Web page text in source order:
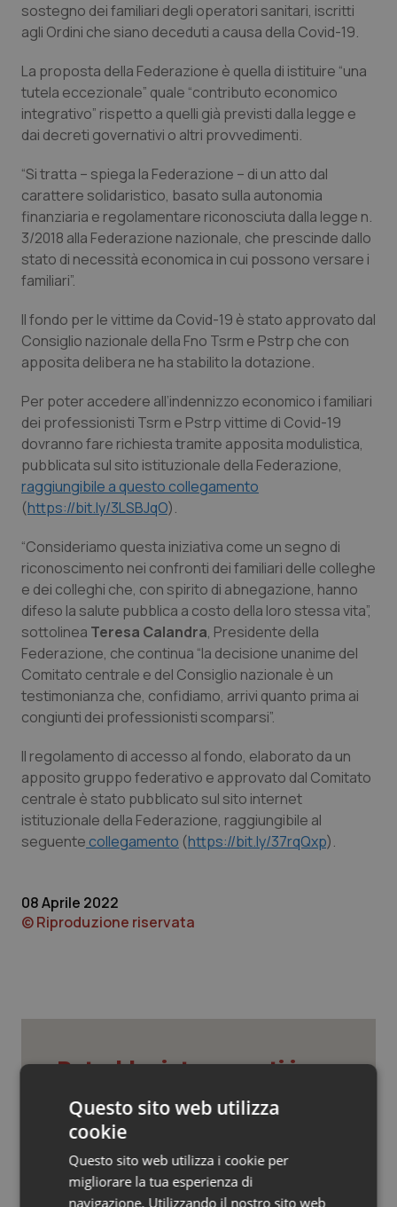
Calabria
Campania
Emilia-Romagna
Friuli Venezia Giulia
Lazio
Liguria
Marche
Molise
Piemonte
Provincia Autonoma di Bolzano
Puglia
Sardegna
Sicilia
Toscana
Umbria
Valle D’Aosta
Asma & BPCO
Car-T
Colesterolo & coronaropatie
Dermatite Atopica
Diabete & glucometri
Disturbi dell’umore
Donna & Salute
Epatiti
HIV
Infezioni & Febbre
Malattie rare
Malattia di Crohn & Rettocolite Ulcerosa
Neuroscienze & patologie neurodegenerative
Obesità
Oftalmologia
Oncodermatologia
Oncologia & Nutrizione
Quotidiano Pediatria
Rene & patologie urogenitali
sostegno dei familiari degli operatori sanitari, iscritti
agli Ordini che siano deceduti a causa della Covid-19.
La proposta della Federazione è quella di istituire “una
tutela eccezionale” quale “contributo economico
integrativo” rispetto a quelli già previsti dalla legge e
dai decreti governativi o altri provvedimenti.
“Si tratta – spiega la Federazione – di un atto dal
carattere solidaristico, basato sulla autonomia
finanziaria e regolamentare riconosciuta dalla legge n.
3/2018 alla Federazione nazionale, che prescinde dallo
stato di necessità economica in cui possono versare i
familiari”.
Il fondo per le vittime da Covid-19 è stato approvato dal
Consiglio nazionale della Fno Tsrm e Pstrp che con
apposita delibera ne ha stabilito la dotazione.
Per poter accedere all’indennizzo economico i familiari
dei professionisti Tsrm e Pstrp vittime di Covid-19
dovranno fare richiesta tramite apposita modulistica,
pubblicata sul sito istituzionale della Federazione,
raggiungibile a questo collegamento
(https://bit.ly/3LSBJqO).
“Consideriamo questa iniziativa come un segno di
riconoscimento nei confronti dei familiari delle colleghe
e dei colleghi che, con spirito di abnegazione, hanno
difeso la salute pubblica a costo della loro stessa vita”,
sottolinea Teresa Calandra, Presidente della
Federazione, che continua “la decisione unanime del
Comitato centrale e del Consiglio nazionale è un
testimonianza che, confidiamo, arrivi quanto prima ai
congiunti dei professionisti scomparsi”.
Il regolamento di accesso al fondo, elaborato da un
apposito gruppo federativo e approvato dal Comitato
centrale è stato pubblicato sul sito internet
istituzionale della Federazione, raggiungibile al
seguente collegamento (https://bit.ly/37rqQxp).
08 Aprile 2022
© Riproduzione riservata
Potrebbe interessarti in
Lavoro e Professioni
Decreto PA. Aiop e Aris:
“Preoccupazione per la mancata
approvazione dell’adeguamento
delle tariffe ospedaliere, così rinvio
Questo sito web utilizza
cookie
Questo sito web utilizza i cookie per
migliorare la tua esperienza di
navigazione. Utilizzando il nostro sito web